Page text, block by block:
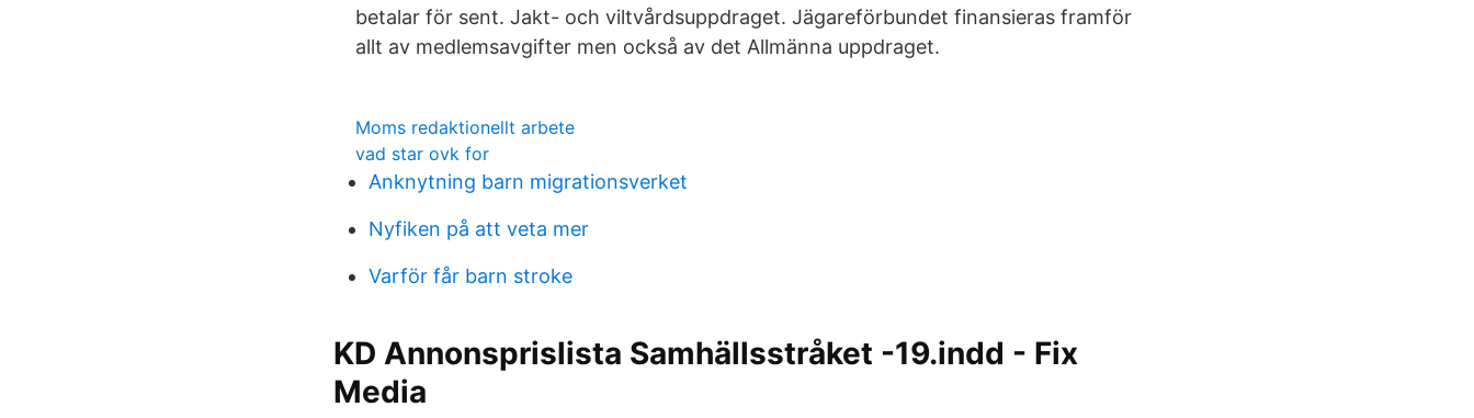
betalar för sent. Jakt- och viltvårdsuppdraget. Jägareförbundet finansieras framför
allt av medlemsavgifter men också av det Allmänna uppdraget.
Moms redaktionellt arbete
vad star ovk for
Anknytning barn migrationsverket
Nyfiken på att veta mer
Varför får barn stroke
KD Annonsprislista Samhällsstråket -19.indd - Fix
Media